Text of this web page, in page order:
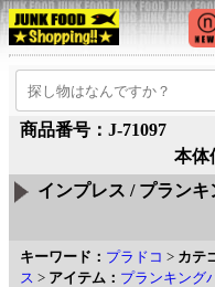
商品番号：J-71097
本体
インプレス / プラン
キーワード： プラドコ > カテ
ス > アイテム： プランキング